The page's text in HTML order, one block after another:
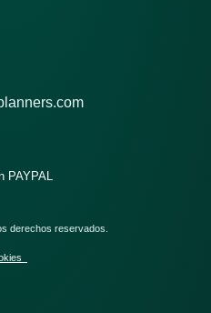
PAYPAL
derechos reservados.